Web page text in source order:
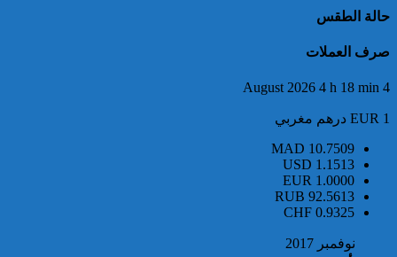
ميناء طنجة المتوسط.. حجز أزيد
من 19 ألف قرص طبي مخدر
توقيف مواطن فرنسي من أصول
حالة الطقس
صرف العملات
4 August 2026 4 h 18 min
EUR 1 درهم مغربي
MAD 10.7509
USD 1.1513
EUR 1.0000
RUB 92.5613
CHF 0.9325
نوفمبر 2017